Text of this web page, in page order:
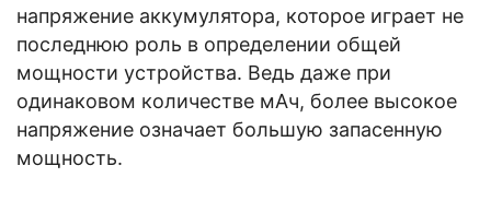
напряжение аккумулятора, которое играет не
последнюю роль в определении общей
мощности устройства. Ведь даже при
одинаковом количестве мАч, более высокое
напряжение означает большую запасенную
мощность.